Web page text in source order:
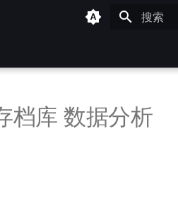
档库 数据分析